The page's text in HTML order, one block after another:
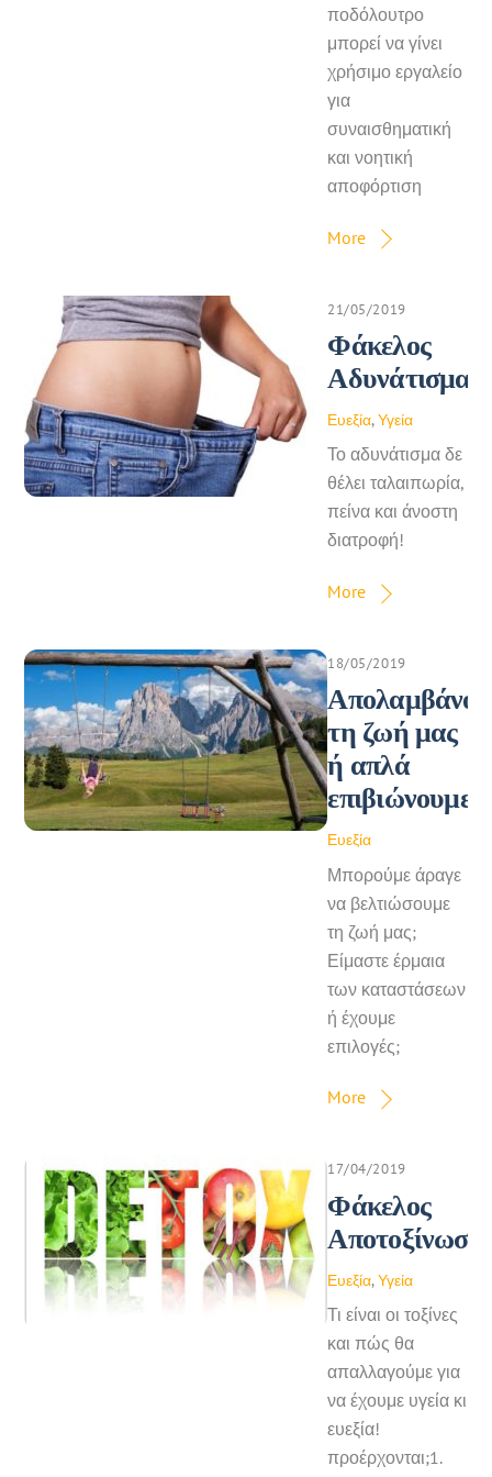
ποδόλουτρο
μπορεί να γίνει
χρήσιμο εργαλείο
για
συναισθηματική
και νοητική
αποφόρτιση
More
21/05/2019
Φάκελος
Αδυνάτισμα
Ευεξία,Υγεία
Το αδυνάτισμα δε
θέλει ταλαιπωρία,
πείνα και άνοστη
διατροφή!
More
18/05/2019
τη ζωή μας
ή απλά
επιβιώνουμε;
Ευεξία
Μπορούμε άραγε
να βελτιώσουμε
τη ζωή μας;
Είμαστε έρμαια
των καταστάσεων
ή έχουμε
επιλογές;
More
17/04/2019
Φάκελος
Αποτοξίνωση
Ευεξία,Υγεία
Τι είναι οι τοξίνες
και πώς θα
απαλλαγούμε για
να έχουμε υγεία κι
ευεξία!
προέρχονται;1.